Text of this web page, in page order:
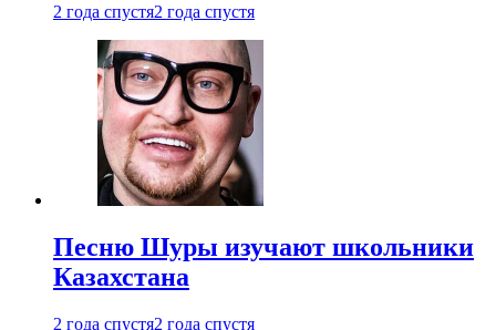
2 года спустя2 года спустя
Песню Шуры изучают школьники
Казахстана
2 года спустя2 года спустя